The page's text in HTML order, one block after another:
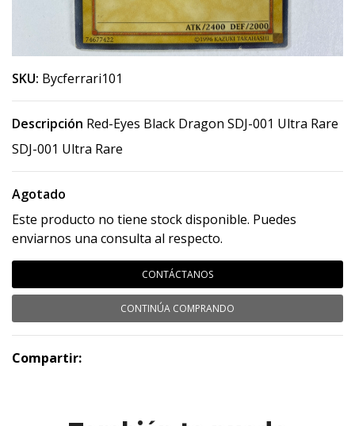
SKU: Bycferrari101
Descripción Red-Eyes Black Dragon SDJ-001 Ultra Rare
SDJ-001 Ultra Rare
Agotado
Este producto no tiene stock disponible. Puedes
enviarnos una consulta al respecto.
CONTÁCTANOS
CONTINÚA COMPRANDO
Compartir: